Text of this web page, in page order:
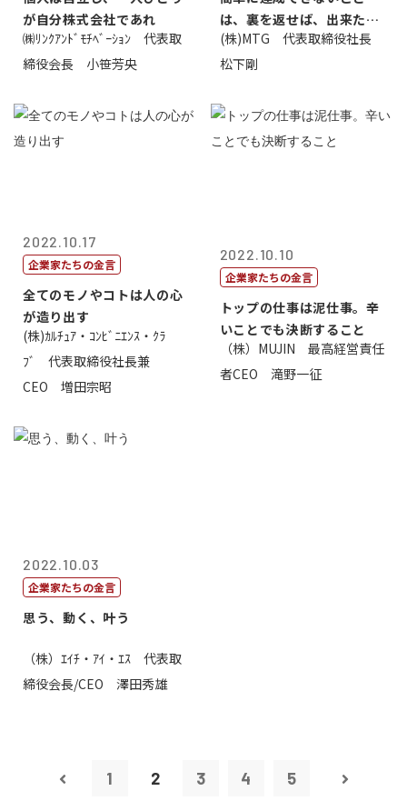
が自分株式会社であれ
㈱ﾘﾝｸｱﾝﾄﾞﾓﾁﾍﾞｰｼｮﾝ 代表取
締役会長 小笹芳央
は、裏を返せば、出来たら
価値があるとい...
(株)MTG 代表取締役社長
松下剛
2022.10.17
企業家たちの金言
全てのモノやコトは人の心
が造り出す
(株)ｶﾙﾁｭｱ・ｺﾝﾋﾞﾆｴﾝｽ・ｸﾗ
ﾌﾞ 代表取締役社長兼
CEO 増田宗昭
2022.10.10
企業家たちの金言
トップの仕事は泥仕事。辛
いことでも決断すること
（株）MUJIN 最高経営責任
者CEO 滝野一征
2022.10.03
企業家たちの金言
思う、動く、叶う
（株）ｴｲﾁ・ｱｲ・ｴｽ 代表取
締役会長/CEO 澤田秀雄
1 2 3 4 5